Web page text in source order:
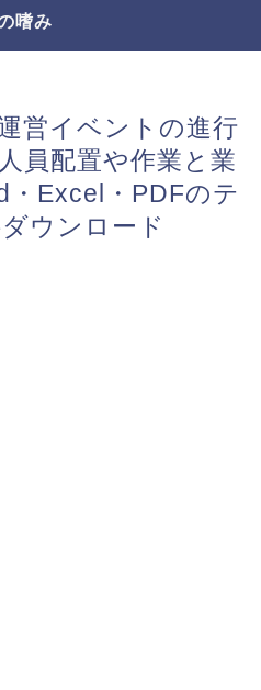
嗜み
営イベントの進行
員配置や作業と業
・Excel・PDFのテ
ウンロード